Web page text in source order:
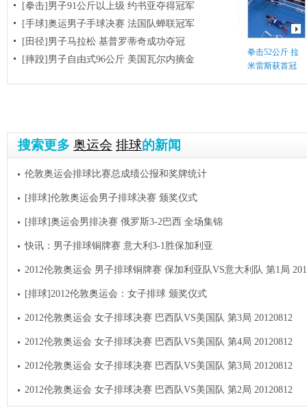
[拳击]男子91公斤以上级 约书亚夺得冠军
[手球]奥运男子手球决赛 法国队蝉联冠军
[田径]男子马拉松 基普罗蒂奇成功夺冠
[摔跤]男子自由式96公斤 美国瓦尔内摘金
拳击52公斤 拉
米雷斯获首冠
搜索更多 奥运会 排球的新闻
伦敦奥运会排球比赛总成绩公报和奖牌统计
[排球]伦敦奥运会男子排球决赛 颁奖仪式
[排球]奥运会男排决赛 俄罗斯3-2巴西 全场集锦
快讯：男子排球铜牌赛 意大利3-1胜保加利亚
2012伦敦奥运会 男子排球铜牌赛 保加利亚队VS意大利队 第1局
[排球]2012伦敦奥运会：女子排球 颁奖仪式
2012伦敦奥运会 女子排球决赛 巴西队VS美国队 第3局 20120812
2012伦敦奥运会 女子排球决赛 巴西队VS美国队 第4局 20120812
2012伦敦奥运会 女子排球决赛 巴西队VS美国队 第3局 20120812
2012伦敦奥运会 女子排球决赛 巴西队VS美国队 第2局 20120812